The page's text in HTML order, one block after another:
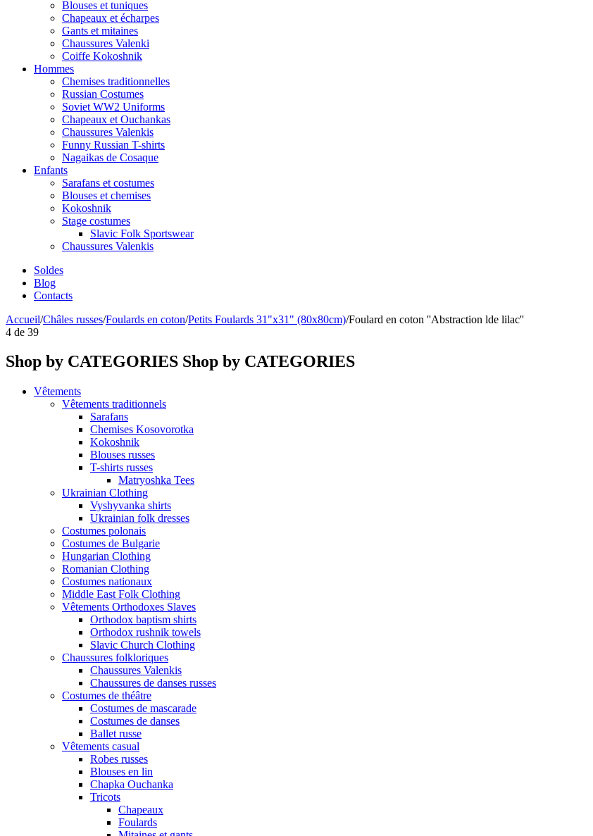
Blouses et tuniques
Chapeaux et écharpes
Gants et mitaines
Chaussures Valenki
Coiffe Kokoshnik
Hommes
Chemises traditionnelles
Russian Costumes
Soviet WW2 Uniforms
Chapeaux et Ouchankas
Chaussures Valenkis
Funny Russian T-shirts
Nagaikas de Cosaque
Enfants
Sarafans et costumes
Blouses et chemises
Kokoshnik
Stage costumes
Slavic Folk Sportswear
Chaussures Valenkis
Soldes
Blog
Contacts
Accueil/Châles russes/Foulards en coton/Petits Foulards 31"x31" (80x80cm)/Foulard en coton ''Abstraction lde lilac''
4 de 39
Shop by CATEGORIES Shop by CATEGORIES
Vêtements
Vêtements traditionnels
Sarafans
Chemises Kosovorotka
Kokoshnik
Blouses russes
T-shirts russes
Matryoshka Tees
Ukrainian Clothing
Vyshyvanka shirts
Ukrainian folk dresses
Costumes polonais
Costumes de Bulgarie
Hungarian Clothing
Romanian Clothing
Costumes nationaux
Middle East Folk Clothing
Vêtements Orthodoxes Slaves
Orthodox baptism shirts
Orthodox rushnik towels
Slavic Church Clothing
Chaussures folkloriques
Chaussures Valenkis
Chaussures de danses russes
Costumes de théâtre
Costumes de mascarade
Costumes de danses
Ballet russe
Vêtements casual
Robes russes
Blouses en lin
Chapka Ouchanka
Tricots
Chapeaux
Foulards